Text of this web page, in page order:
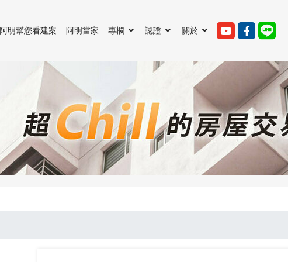
阿明幫您看建案 阿明當家 專欄 認證 關於